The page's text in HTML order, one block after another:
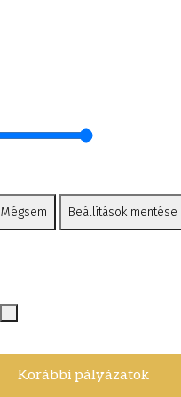
Mégsem Beállítások mentése
Korábbi pályázatok